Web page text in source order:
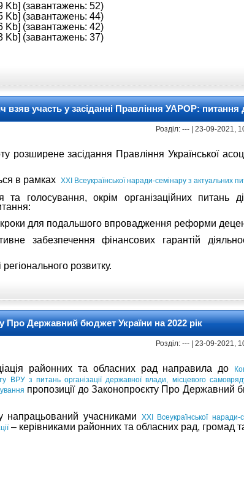
Kb] (завантажень: 52)
Kb] (завантажень: 44)
Kb] (завантажень: 42)
Kb] (завантажень: 37)
участь у засіданні Правління УАРОР: питання
Розділ: --- | 23-09-2021,
розширене засідання Правління Української
в рамках XXI Всеукраїнської наради-семінару з актуальних
та голосування, окрім організаційних питань
для подальшого впровадження реформи
забезпечення фінансових гарантій
розвитку.
Про Державний бюджет України на 2022 рік
Розділ: --- | 23-09-2021,
районних та обласних рад направила до
ВРУ з питань організації державної влади, місцевого
пропозиції до Законопроєкту Про Державний
напрацьований учасниками
XXI Всеукраїнської
– керівниками районних та обласних рад, громад